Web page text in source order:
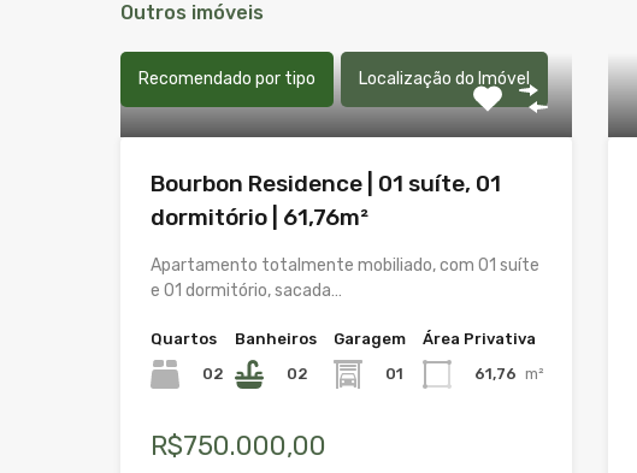
Outros imóveis
Recomendado por tipo Localização do Imóvel
Bourbon Residence | 01 suíte, 01
dormitório | 61,76m²
Apartamento totalmente mobiliado, com 01 suíte
e 01 dormitório, sacada…
Quartos
02
Banheiros
02
Garagem
01
Área Privativa
61,76 m²
R$750.000,00